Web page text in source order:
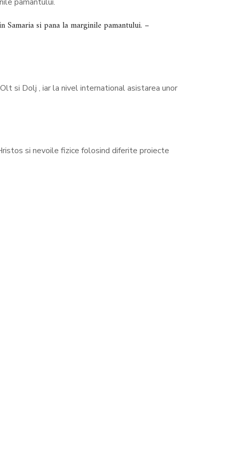
si pana la marginile pamantului. –
si Dolj , iar la nivel international asistarea unor
si nevoile fizice folosind diferite proiecte